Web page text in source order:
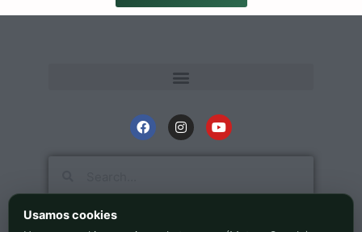
Usamos cookies